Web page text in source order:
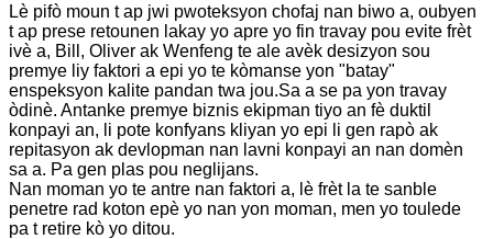
Lè pifò moun t ap jwi pwoteksyon chofaj nan biwo a, oubyen
t ap prese retounen lakay yo apre yo fin travay pou evite frèt
ivè a, Bill, Oliver ak Wenfeng te ale avèk desizyon sou
premye liy faktori a epi yo te kòmanse yon "batay"
enspeksyon kalite pandan twa jou.Sa a se pa yon travay
òdinè. Antanke premye biznis ekipman tiyo an fè duktil
konpayi an, li pote konfyans kliyan yo epi li gen rapò ak
repitasyon ak devlopman nan lavni konpayi an nan domèn
sa a. Pa gen plas pou neglijans.
Nan moman yo te antre nan faktori a, lè frèt la te sanble
penetre rad koton epè yo nan yon moman, men yo toulede
pa t retire kò yo ditou.